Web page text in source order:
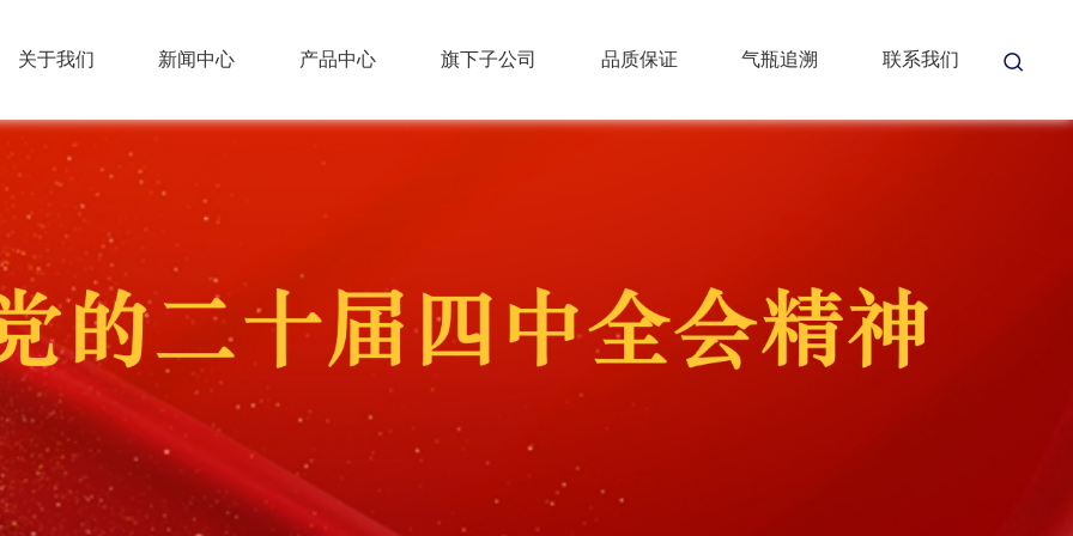
关于我们 新闻中心 产品中心 旗下子公司 品质保证 气瓶追溯 联系我们